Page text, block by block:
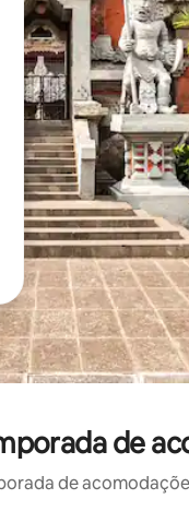
usando as seta para
de
de